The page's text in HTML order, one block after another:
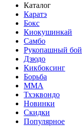
Каталог
Каратэ
Бокс
Киокушинкай
Самбо
Рукопашный бой
Дзюдо
Кикбоксинг
Борьба
MMA
Тхэквондо
Новинки
Скидки
Популярное